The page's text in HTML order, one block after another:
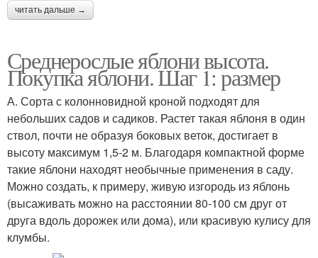
читать дальше →
Среднерослые яблони высота.
Покупка яблони. Шаг 1: размер
А. Сорта с колонновидной кроной подходят для
небольших садов и садиков. Растет такая яблоня в один
ствол, почти не образуя боковых веток, достигает в
высоту максимум 1,5-2 м. Благодаря компактной форме
такие яблони находят необычные применения в саду.
Можно создать, к примеру, живую изгородь из яблонь
(высаживать можно на расстоянии 80-100 см друг от
друга вдоль дорожек или дома), или красивую кулису для
клумбы.